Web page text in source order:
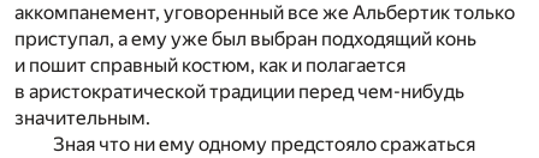
аккомпанемент, уговоренный все же Альбертик только
приступал, а ему уже был выбран подходящий конь
и пошит справный костюм, как и полагается
в аристократической традиции перед чем-нибудь
значительным.
Зная что ни ему одному предстояло сражаться